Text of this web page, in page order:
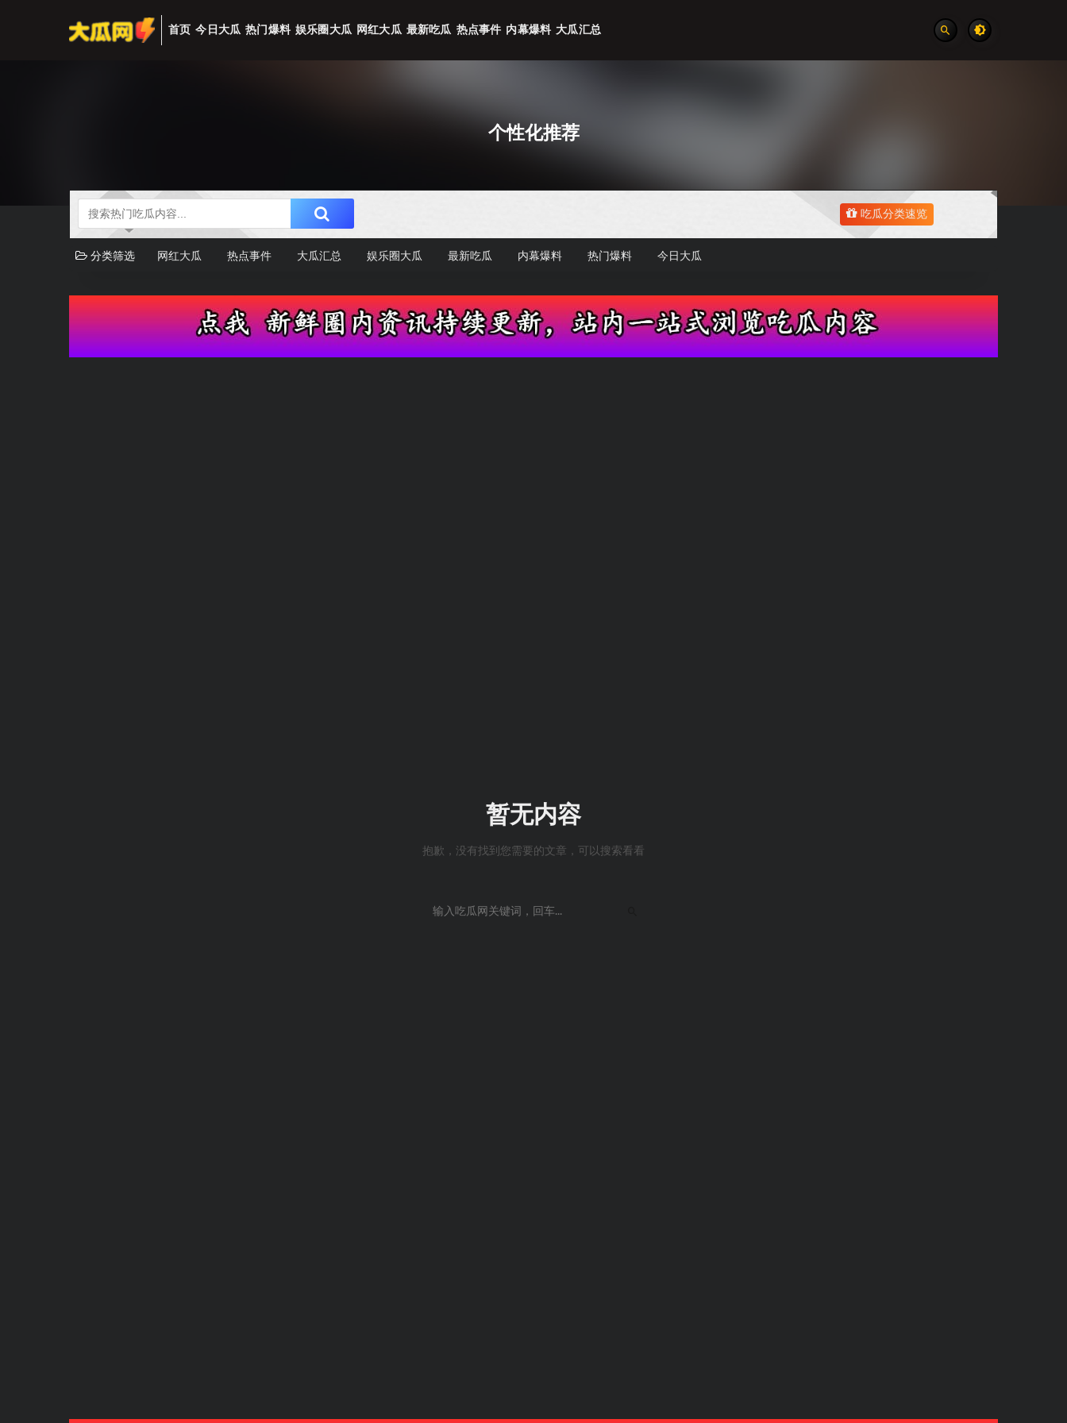
首页 今日大瓜 热门爆料 娱乐圈大瓜 网红大瓜 最新吃瓜 热点事件 内幕爆料 大瓜汇总
个性化推荐
吃瓜分类速览
分类筛选 网红大瓜 热点事件 大瓜汇总 娱乐圈大瓜 最新吃瓜 内幕爆料 热门爆料 今日大瓜
暂无内容
抱歉，没有找到您需要的文章，可以搜索看看